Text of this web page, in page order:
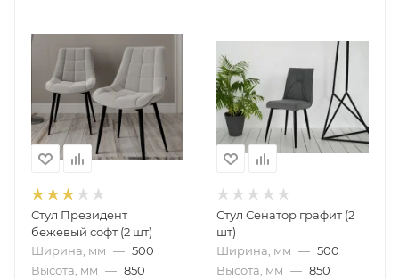
Стул Президент
бежевый софт (2 шт)
Ширина, мм — 500
Высота, мм — 850
Стул Сенатор графит (2
шт)
Ширина, мм — 500
Высота, мм — 850